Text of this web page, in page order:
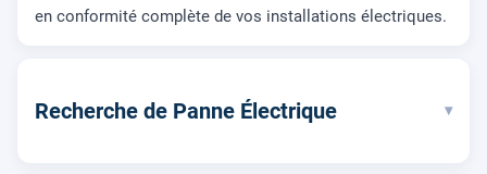
en conformité complète de vos installations électriques.
Recherche de Panne Électrique ▾